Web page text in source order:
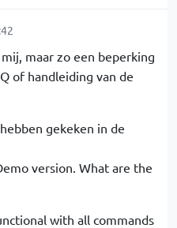
maar zo een beperking
of handleiding van de
gekeken in de
version. What are the
with all commands